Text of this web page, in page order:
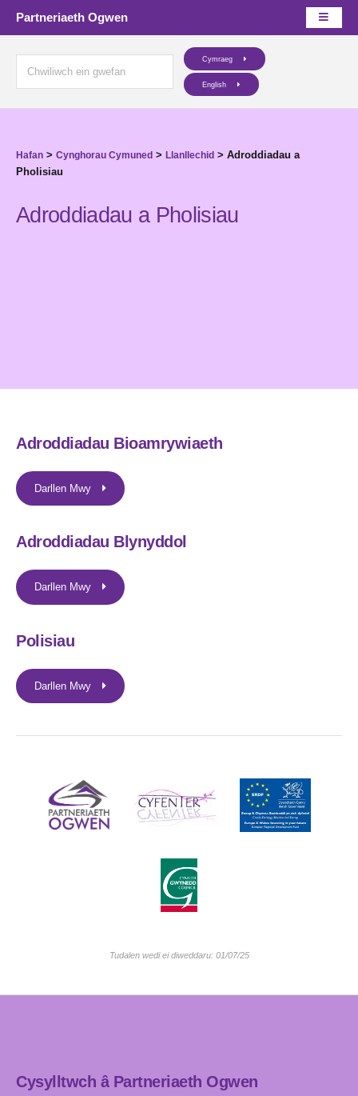
Partneriaeth Ogwen
Cymraeg
English
Hafan > Cynghorau Cymuned > Llanllechid > Adroddiadau a
Pholisiau
Adroddiadau a Pholisiau
Adroddiadau Bioamrywiaeth
Darllen Mwy
Adroddiadau Blynyddol
Darllen Mwy
Polisiau
Darllen Mwy
Tudalen wedi ei diweddaru: 01/07/25
Cysylltwch â Partneriaeth Ogwen